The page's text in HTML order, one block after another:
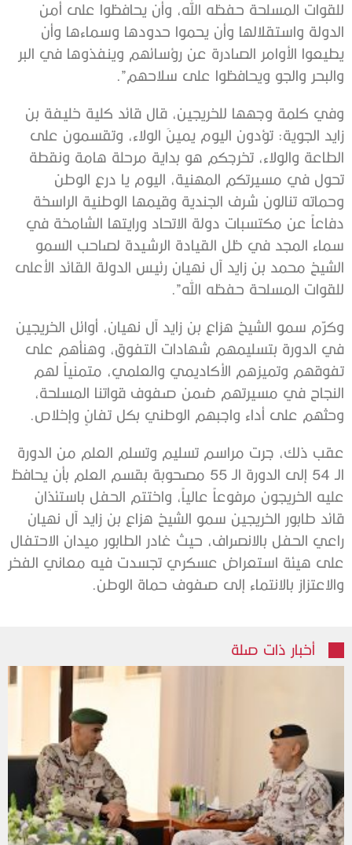
للقوات المسلحة حفظه الله، وأن يحافظوا على أمن
الدولة واستقلالها وأن يحموا حدودها وسماءها وأن
يطيعوا الأوامر الصادرة عن رؤسائهم وينفذوها في البر
والبحر والجو ويحافظوا على سلاحهم”.
وفي كلمة وجهها للخريجين، قال قائد كلية خليفة بن
زايد الجوية: تؤدون اليوم يمينَ الولاء، وتقسمون على
الطاعة والولاء، تخرجكم هو بداية مرحلة هامة ونقطة
تحول في مسيرتكم المهنية، اليوم يا درع الوطن
وحماته تنالون شرف الجندية وقيمها الوطنية الراسخة
دفاعاً عن مكتسبات دولة الاتحاد ورايتها الشامخة في
سماء المجد في ظل القيادة الرشيدة لصاحب السمو
الشيخ محمد بن زايد آل نهيان رئيس الدولة القائد الأعلى
للقوات المسلحة حفظه الله”.
وكرّم سمو الشيخ هزاع بن زايد آل نهيان، أوائل الخريجين
في الدورة بتسليمهم شهادات التفوق، وهنأهم على
تفوقهم وتميزهم الأكاديمي والعلمي، متمنياً لهم
النجاح في مسيرتهم ضمن صفوف قواتنا المسلحة،
وحثهم على أداء واجبهم الوطني بكل تفانٍ وإخلاص.
عقب ذلك، جرت مراسم تسليم وتسلم العلم من الدورة
الـ 54 إلى الدورة الـ 55 مصحوبة بقسم العلم بأن يحافظ
عليه الخريجون مرفوعاً عالياً، واختتم الحفل باستئذان
قائد طابور الخريجين سمو الشيخ هزاع بن زايد آل نهيان
راعي الحفل بالانصراف، حيث غادر الطابور ميدان الاحتفال
على هيئة استعراض عسكري تجسدت فيه معاني الفخر
والاعتزاز بالانتماء إلى صفوف حماة الوطن.
أخبار ذات صلة